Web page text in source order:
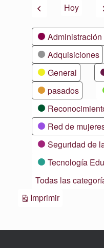
AnteriorHoy
Categorías
Adquisiciones
General
pasados
Red de
Seguridad de
Tecnología
Todas las
ImprimirVistas